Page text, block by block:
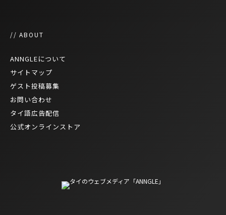
// ABOUT
ANNGLEについて
サイトマップ
ゲスト投稿募集
お問い合わせ
タイ語広告配信
公式オンラインストア